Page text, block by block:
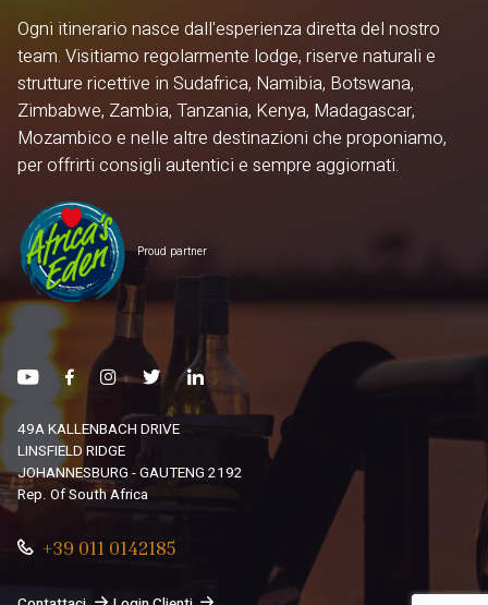
Ogni itinerario nasce dall'esperienza diretta del nostro
team. Visitiamo regolarmente lodge, riserve naturali e
strutture ricettive in Sudafrica, Namibia, Botswana,
Zimbabwe, Zambia, Tanzania, Kenya, Madagascar,
Mozambico e nelle altre destinazioni che proponiamo,
per offrirti consigli autentici e sempre aggiornati.
Proud partner
49A KALLENBACH DRIVE
LINSFIELD RIDGE
JOHANNESBURG - GAUTENG 2192
Rep. Of South Africa
+39 011 0142185